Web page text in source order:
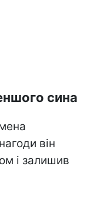
сина
він
і залишив